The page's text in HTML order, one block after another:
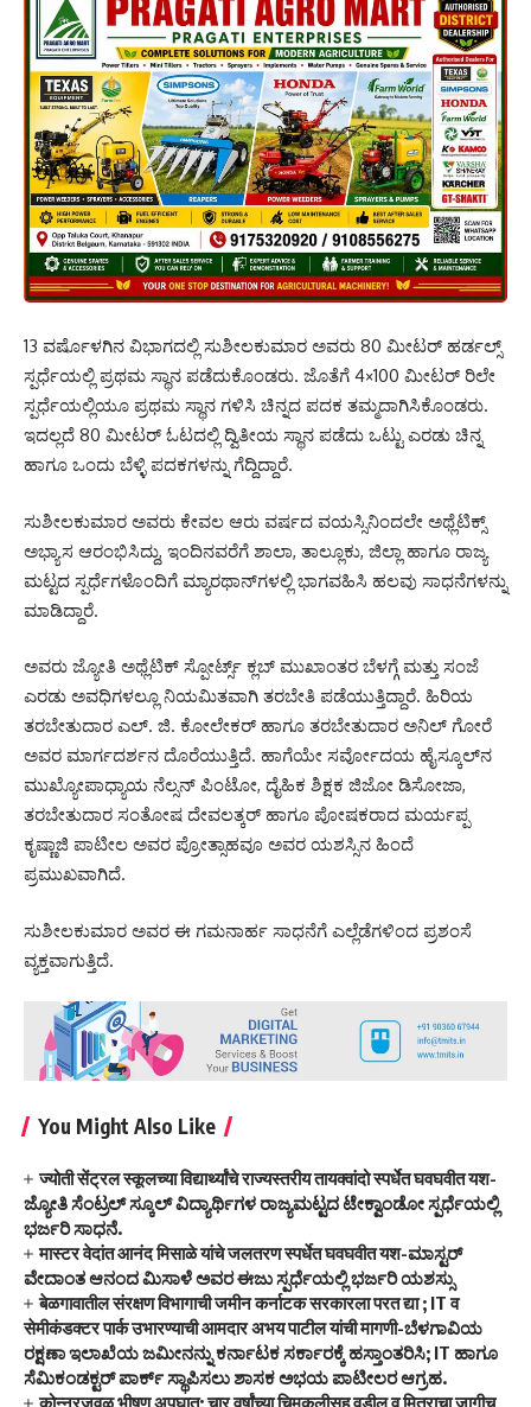
13 ವರ್ಷೊಳಗಿನ ವಿಭಾಗದಲ್ಲಿ ಸುಶೀಲಕುಮಾರ ಅವರು 80 ಮೀಟರ್ ಹರ್ಡಲ್ಸ್
ಸ್ಪರ್ಧೆಯಲ್ಲಿ ಪ್ರಥಮ ಸ್ಥಾನ ಪಡೆದುಕೊಂಡರು. ಜೊತೆಗೆ 4×100 ಮೀಟರ್ ರಿಲೇ
ಸ್ಪರ್ಧೆಯಲ್ಲಿಯೂ ಪ್ರಥಮ ಸ್ಥಾನ ಗಳಿಸಿ ಚಿನ್ನದ ಪದಕ ತಮ್ಮದಾಗಿಸಿಕೊಂಡರು.
ಇದಲ್ಲದೆ 80 ಮೀಟರ್ ಓಟದಲ್ಲಿ ದ್ವಿತೀಯ ಸ್ಥಾನ ಪಡೆದು ಒಟ್ಟು ಎರಡು ಚಿನ್ನ
ಹಾಗೂ ಒಂದು ಬೆಳ್ಳಿ ಪದಕಗಳನ್ನು ಗೆದ್ದಿದ್ದಾರೆ.
ಸುಶೀಲಕುಮಾರ ಅವರು ಕೇವಲ ಆರು ವರ್ಷದ ವಯಸ್ಸಿನಿಂದಲೇ ಅಥ್ಲೆಟಿಕ್ಸ್
ಅಭ್ಯಾಸ ಆರಂಭಿಸಿದ್ದು, ಇಂದಿನವರೆಗೆ ಶಾಲಾ, ತಾಲ್ಲೂಕು, ಜಿಲ್ಲಾ ಹಾಗೂ ರಾಜ್ಯ
ಮಟ್ಟದ ಸ್ಪರ್ಧೆಗಳೊಂದಿಗೆ ಮ್ಯಾರಥಾನ್‌ಗಳಲ್ಲಿ ಭಾಗವಹಿಸಿ ಹಲವು ಸಾಧನೆಗಳನ್ನು
ಮಾಡಿದ್ದಾರೆ.
ಅವರು ಜ್ಯೋತಿ ಅಥ್ಲೆಟಿಕ್ ಸ್ಪೋರ್ಟ್ಸ್ ಕ್ಲಬ್ ಮುಖಾಂತರ ಬೆಳಗ್ಗೆ ಮತ್ತು ಸಂಜೆ
ಎರಡು ಅವಧಿಗಳಲ್ಲೂ ನಿಯಮಿತವಾಗಿ ತರಬೇತಿ ಪಡೆಯುತ್ತಿದ್ದಾರೆ. ಹಿರಿಯ
ತರಬೇತುದಾರ ಎಲ್. ಜಿ. ಕೋಲೇಕರ್ ಹಾಗೂ ತರಬೇತುದಾರ ಅನಿಲ್ ಗೋರೆ
ಅವರ ಮಾರ್ಗದರ್ಶನ ದೊರೆಯುತ್ತಿದೆ. ಹಾಗೆಯೇ ಸರ್ವೋದಯ ಹೈಸ್ಕೂಲ್‌ನ
ಮುಖ್ಯೋಪಾಧ್ಯಾಯ ನೆಲ್ಸನ್ ಪಿಂಟೋ, ದೈಹಿಕ ಶಿಕ್ಷಕ ಜಿಜೋ ಡಿಸೋಜಾ,
ತರಬೇತುದಾರ ಸಂತೋಷ ದೇವಲತ್ಕರ್ ಹಾಗೂ ಪೋಷಕರಾದ ಮರ್ಯಪ್ಪ
ಕೃಷ್ಣಾಜಿ ಪಾಟೀಲ ಅವರ ಪ್ರೋತ್ಸಾಹವೂ ಅವರ ಯಶಸ್ಸಿನ ಹಿಂದೆ
ಪ್ರಮುಖವಾಗಿದೆ.
ಸುಶೀಲಕುಮಾರ ಅವರ ಈ ಗಮನಾರ್ಹ ಸಾಧನೆಗೆ ಎಲ್ಲೆಡೆಗಳಿಂದ ಪ್ರಶಂಸೆ
ವ್ಯಕ್ತವಾಗುತ್ತಿದೆ.
You Might Also Like
ज्योती सेंट्रल स्कूलच्या विद्यार्थ्यांचे राज्यस्तरीय तायक्वांदो स्पर्धेत घवघवीत यश-
ಜ್ಯೋತಿ ಸೆಂಟ್ರಲ್ ಸ್ಕೂಲ್ ವಿದ್ಯಾರ್ಥಿಗಳ ರಾಜ್ಯಮಟ್ಟದ ಟೇಕ್ವಾಂಡೋ ಸ್ಪರ್ಧೆಯಲ್ಲಿ
ಭರ್ಜರಿ ಸಾಧನೆ.
मास्टर वेदांत आनंद मिसाळे यांचे जलतरण स्पर्धेत घवघवीत यश-ಮಾಸ್ಟರ್
ವೇದಾಂತ ಆನಂದ ಮಿಸಾಳೆ ಅವರ ಈಜು ಸ್ಪರ್ಧೆಯಲ್ಲಿ ಭರ್ಜರಿ ಯಶಸ್ಸು
बेळगावातील संरक्षण विभागाची जमीन कर्नाटक सरकारला परत द्या ; IT व
सेमीकंडक्टर पार्क उभारण्याची आमदार अभय पाटील यांची मागणी-ಬೆಳಗಾವಿಯ
ರಕ್ಷಣಾ ಇಲಾಖೆಯ ಜಮೀನನ್ನು ಕರ್ನಾಟಕ ಸರ್ಕಾರಕ್ಕೆ ಹಸ್ತಾಂತರಿಸಿ; IT ಹಾಗೂ
ಸೆಮಿಕಂಡಕ್ಟರ್ ಪಾರ್ಕ್ ಸ್ಥಾಪಿಸಲು ಶಾಸಕ ಅಭಯ ಪಾಟೀಲರ ಆಗ್ರಹ.
कोन्नूरजवळ भीषण अपघात; चार वर्षांच्या चिमुकलीसह वडील व मित्राचा जागीच